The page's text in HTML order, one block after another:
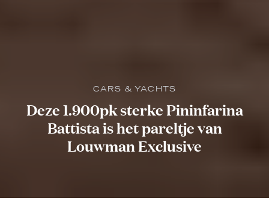
CARS & YACHTS
Deze 1.900pk sterke Pininfarina
Battista is het pareltje van
Louwman Exclusive